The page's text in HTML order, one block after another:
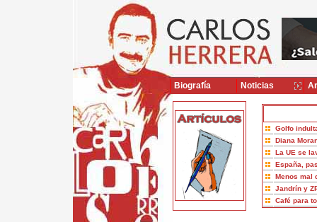
Golfo
Diana
La UE se
España,
Menos mal
Jandrín y
Café para
Biografía Noticias